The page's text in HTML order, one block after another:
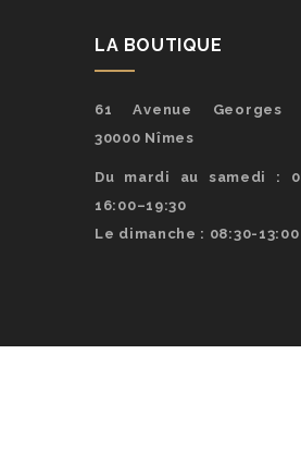
LA BOUTIQUE
61 Avenue Georges
30000 Nîmes
Du mardi au samedi :
16:00–19:30
Le dimanche : 08:30-13:00